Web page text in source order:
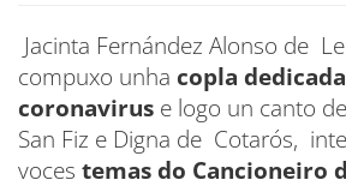
Jacinta Fernández Alonso de
compuxo unha copla
coronavirus e logo un canto
San Fiz e Digna de Cotarós,
voces temas do Cancioneiro